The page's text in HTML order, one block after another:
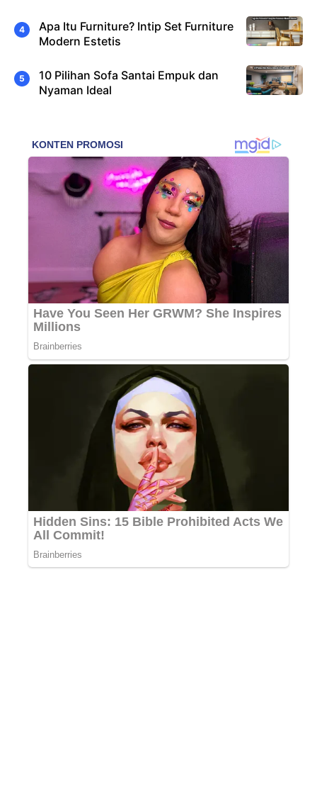
Apa Itu Furniture? Intip Set Furniture
Modern Estetis
10 Pilihan Sofa Santai Empuk dan
Nyaman Ideal